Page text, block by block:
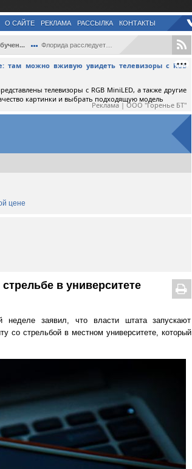
О САЙТЕ РЕКЛАМА РАССЫЛКА КОНТАКТЫ
Флорида расследует пособничество ChatGPT...
там можно вживую увидеть телевизоры с RGB
телевизоры с RGB MiniLED, а также другие
картинки и выбрать подходящую модель
Реклама | ООО "Горенье БТ"
цене
в университете
заявил, что власти штата запускают
со стрельбой в местном университете, который